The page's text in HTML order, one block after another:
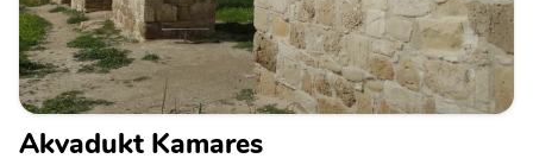
Akvadukt Kamares